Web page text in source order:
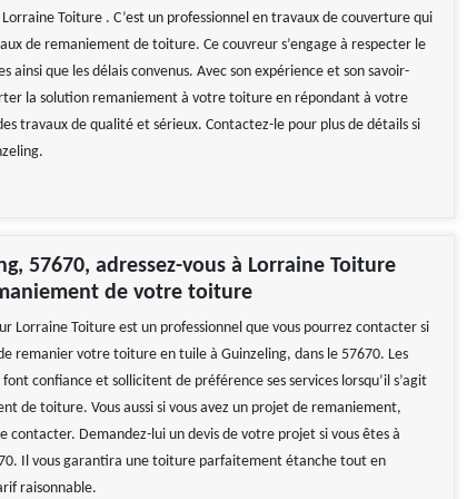
Lorraine Toiture . C’est un professionnel en travaux de couverture qui
de remaniement de toiture. Ce couvreur s’engage à respecter le
ainsi que les délais convenus. Avec son expérience et son savoir-
la solution remaniement à votre toiture en répondant à votre
travaux de qualité et sérieux. Contactez-le pour plus de détails si
57670, adressez-vous à Lorraine Toiture
de votre toiture
Lorraine Toiture est un professionnel que vous pourrez contacter si
remanier votre toiture en tuile à Guinzeling, dans le 57670. Les
confiance et sollicitent de préférence ses services lorsqu’il s’agit
de toiture. Vous aussi si vous avez un projet de remaniement,
contacter. Demandez-lui un devis de votre projet si vous êtes à
Il vous garantira une toiture parfaitement étanche tout en
raisonnable.